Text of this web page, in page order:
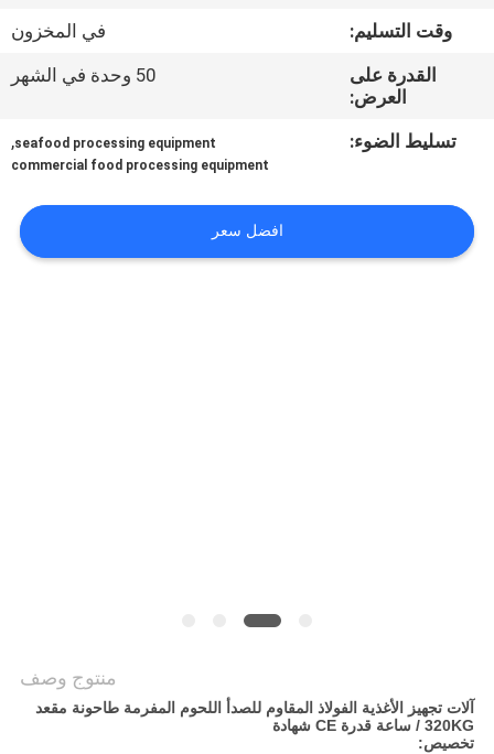
رقابة
جودة
اتصل
أخبار
وقت التسليم:
في المخزون
القدرة على
العرض:
50 وحدة في الشهر
تسليط الضوء: seafood processing equipment
,
commercial food processing equipment
افضل سعر
منتوج وصف
آلات تجهيز الأغذية الفولاذ المقاوم للصدأ اللحوم المفرمة طاحونة مقعد
320KG / ساعة قدرة CE شهادة
تخصيص: